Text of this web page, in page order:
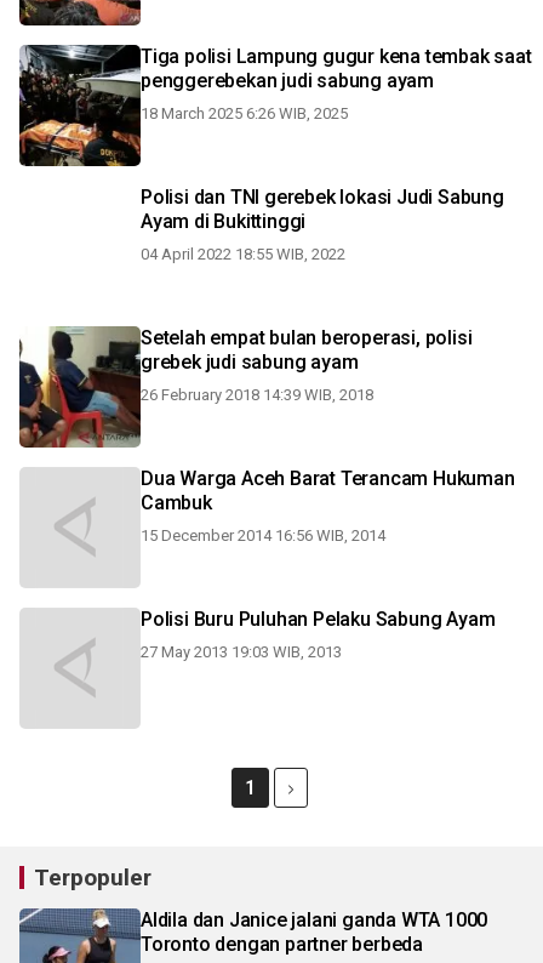
Tiga polisi Lampung gugur kena tembak saat
penggerebekan judi sabung ayam
18 March 2025 6:26 WIB, 2025
Polisi dan TNI gerebek lokasi Judi Sabung
Ayam di Bukittinggi
04 April 2022 18:55 WIB, 2022
Setelah empat bulan beroperasi, polisi
grebek judi sabung ayam
26 February 2018 14:39 WIB, 2018
Dua Warga Aceh Barat Terancam Hukuman
Cambuk
15 December 2014 16:56 WIB, 2014
Polisi Buru Puluhan Pelaku Sabung Ayam
27 May 2013 19:03 WIB, 2013
1
Terpopuler
Aldila dan Janice jalani ganda WTA 1000
Toronto dengan partner berbeda